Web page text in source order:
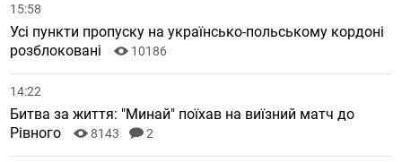
15:58
Усі пункти пропуску на українсько-польському кордоні
розблоковані
10186
14:22
Битва за життя: "Минай" поїхав на виїзний матч до
Рівного
8143 2